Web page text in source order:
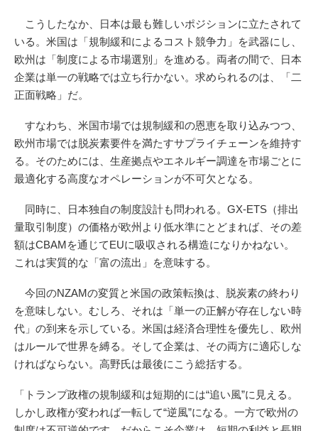
こうしたなか、日本は最も難しいポジションに立たされて
いる。米国は「規制緩和によるコスト競争力」を武器にし、
欧州は「制度による市場選別」を進める。両者の間で、日本
企業は単一の戦略では立ち行かない。求められるのは、「二
正面戦略」だ。
すなわち、米国市場では規制緩和の恩恵を取り込みつつ、
欧州市場では脱炭素要件を満たすサプライチェーンを維持す
る。そのためには、生産拠点やエネルギー調達を市場ごとに
最適化する高度なオペレーションが不可欠となる。
同時に、日本独自の制度設計も問われる。GX-ETS（排出
量取引制度）の価格が欧州より低水準にとどまれば、その差
額はCBAMを通じてEUに吸収される構造になりかねない。
これは実質的な「富の流出」を意味する。
今回のNZAMの変質と米国の政策転換は、脱炭素の終わり
を意味しない。むしろ、それは「単一の正解が存在しない時
代」の到来を示している。米国は経済合理性を優先し、欧州
はルールで世界を縛る。そして企業は、その両方に適応しな
ければならない。高野氏は最後にこう総括する。
「トランプ政権の規制緩和は短期的には“追い風”に見える。
しかし政権が変われば一転して“逆風”になる。一方で欧州の